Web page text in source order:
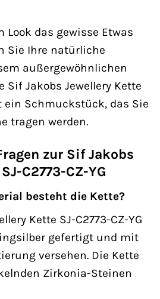
Look das gewisse Etwas
Sie Ihre natürliche
außergewöhnlichen
Sif Jakobs Jewellery Kette
ein Schmuckstück, das Sie
tragen werden.
zur Sif Jakobs
C2773-CZ-YG
besteht die Kette?
Kette SJ-C2773-CZ-YG
gefertigt und mit
versehen. Die Kette
Zirkonia-Steinen